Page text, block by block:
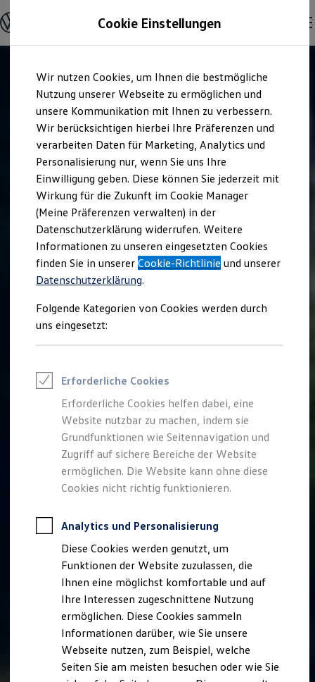
Hauptinhalt
springen
Footer
springen
Modelle & Konfigurator
Nutzfahrzeugkategorien entdecken
Modelle konfigurieren
Vorgängermodelle und Oldtimer
Vorgängermodelle
Oldtimer
Bulli Historie
Branchenlösungen & Gewerbekunden
Umbaulösungen und Hersteller finden
Auf- und Umbauten entdecken & konfigurieren
Groß- und Sonderkunden
Großkunden
Kommunen & Behörden
Journalisten
Sportvereine
Branchenlösungen
Bau & Handwerk
Gewerbliche Personenbeförderung
Service & mobile Werkstätten
Kurier, Logistik & Handel
Feuerwehr
Rettungsdienste
ONE Business ID Vorteile
Fahrzeugsuche & Marktplatz
Digitaler Marktplatz
Kauf & Finanzierung
Online-Fahrzeugbewertung
Aktionen & Angebote
E-Auto-Förderung
Für Privatkunden
Für Gewerbekunden
Profi Paket
TopDeal
Zertifizierte Gebrauchtwagen
Für Privatkunden
Für Gewerbekunden
Leasing
Für Privatkunden
Für Gewerbekunden
Versicherungen & Garantien
Garantien
Kfz-Versicherung für Nutzfahrzeuge
Restschuldversicherung
Wartungsverträge
Besitzer & Service
Cookie Einstellungen
Wir nutzen Cookies, um Ihnen die bestmögliche
Nutzung unserer Webseite zu ermöglichen und
unsere Kommunikation mit Ihnen zu verbessern.
Wir berücksichtigen hierbei Ihre Präferenzen und
verarbeiten Daten für Marketing, Analytics und
Personalisierung nur, wenn Sie uns Ihre
Einwilligung geben. Diese können Sie jederzeit mit
Wirkung für die Zukunft im Cookie Manager
(Meine Präferenzen verwalten) in der
Datenschutzerklärung widerrufen. Weitere
Informationen zu unseren eingesetzten Cookies
finden Sie in unsererCookie-Richtlinie und unserer
Datenschutzerklärung.
Folgende Kategorien von Cookies werden durch
uns eingesetzt:
Erforderliche Cookies
Erforderliche Cookies helfen dabei, eine
Website nutzbar zu machen, indem sie
Grundfunktionen wie Seitennavigation und
Zugriff auf sichere Bereiche der Website
ermöglichen. Die Website kann ohne diese
Cookies nicht richtig funktionieren.
Analytics und Personalisierung
Diese Cookies werden genutzt, um
Funktionen der Website zuzulassen, die
Ihnen eine möglichst komfortable und auf
Ihre Interessen zugeschnittene Nutzung
ermöglichen. Diese Cookies sammeln
Informationen darüber, wie Sie unsere
Webseite nutzen, zum Beispiel, welche
Seiten Sie am meisten besuchen oder wie Sie